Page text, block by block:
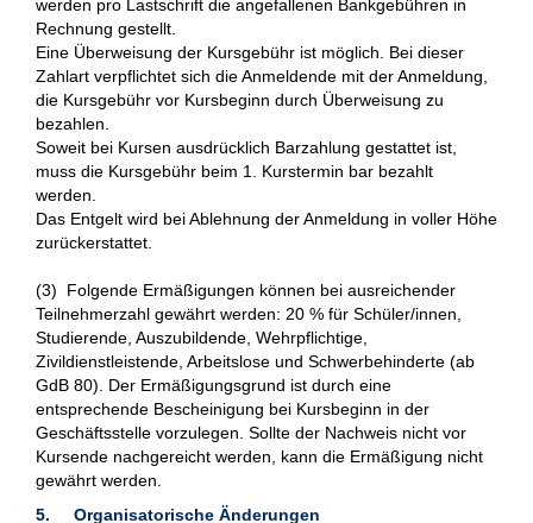
werden pro Lastschrift die angefallenen Bankgebühren in
Rechnung gestellt.
Eine Überweisung der Kursgebühr ist möglich. Bei dieser
Zahlart verpflichtet sich die Anmeldende mit der Anmeldung,
die Kursgebühr vor Kursbeginn durch Überweisung zu
bezahlen.
Soweit bei Kursen ausdrücklich Barzahlung gestattet ist,
muss die Kursgebühr beim 1. Kurstermin bar bezahlt
werden.
Das Entgelt wird bei Ablehnung der Anmeldung in voller Höhe
zurückerstattet.
(3) Folgende Ermäßigungen können bei ausreichender
Teilnehmerzahl gewährt werden: 20 % für Schüler/innen,
Studierende, Auszubildende, Wehrpflichtige,
Zivildienstleistende, Arbeitslose und Schwerbehinderte (ab
GdB 80). Der Ermäßigungsgrund ist durch eine
entsprechende Bescheinigung bei Kursbeginn in der
Geschäftsstelle vorzulegen. Sollte der Nachweis nicht vor
Kursende nachgereicht werden, kann die Ermäßigung nicht
gewährt werden.
5. Organisatorische Änderungen